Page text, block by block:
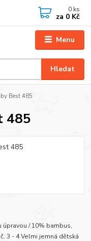
Menu
Hledat
0 ks
za 0 Kč
Best 485
485
/ 10% bambus,
3 - 4 Velmi jemná dětská